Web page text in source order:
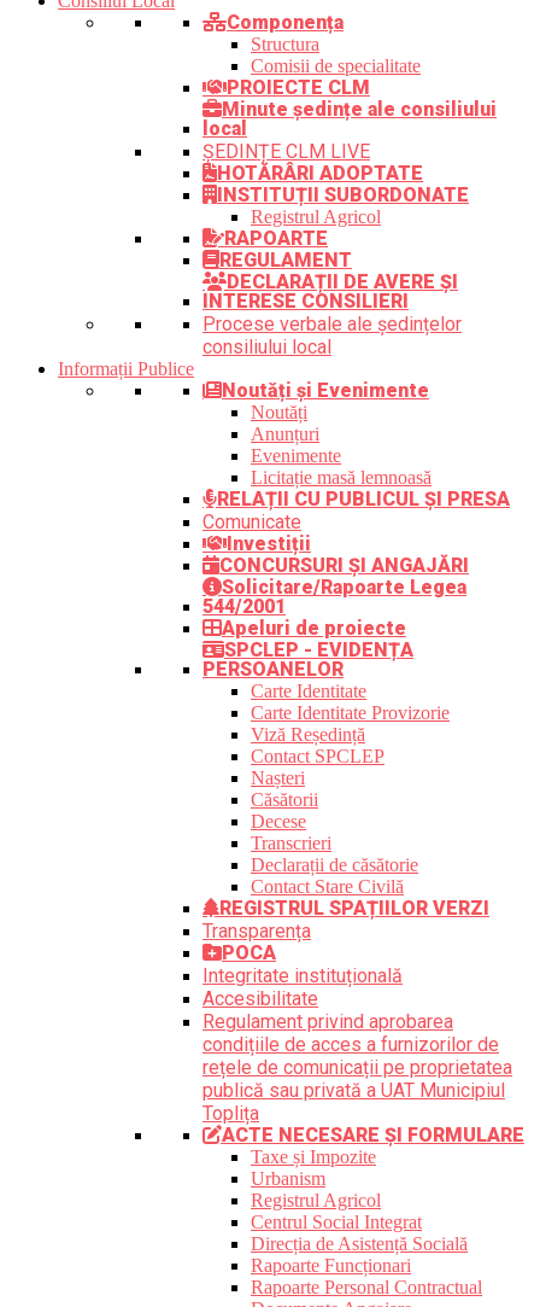
Componența
Structura
Comisii de specialitate
PROIECTE CLM
Minute ședințe ale consiliului
local
ȘEDINȚE CLM LIVE
HOTĂRÂRI ADOPTATE
INSTITUȚII SUBORDONATE
Registrul Agricol
RAPOARTE
REGULAMENT
DECLARAȚII DE AVERE ȘI
INTERESE CONSILIERI
Procese verbale ale ședințelor
consiliului local
Informații Publice
Noutăți și Evenimente
Noutăți
Anunțuri
Evenimente
Licitație masă lemnoasă
RELAȚII CU PUBLICUL ȘI PRESA
Comunicate
Investiții
CONCURSURI ȘI ANGAJĂRI
Solicitare/Rapoarte Legea
544/2001
Apeluri de proiecte
SPCLEP - EVIDENȚA
PERSOANELOR
Carte Identitate
Carte Identitate Provizorie
Viză Reședință
Contact SPCLEP
Nașteri
Căsătorii
Decese
Transcrieri
Declarații de căsătorie
Contact Stare Civilă
REGISTRUL SPAȚIILOR VERZI
Transparența
POCA
Integritate instituțională
Accesibilitate
Regulament privind aprobarea
condițiile de acces a furnizorilor de
rețele de comunicații pe proprietatea
publică sau privată a UAT Municipiul
Toplița
ACTE NECESARE ȘI FORMULARE
Taxe și Impozite
Urbanism
Registrul Agricol
Centrul Social Integrat
Direcția de Asistență Socială
Rapoarte Funcționari
Rapoarte Personal Contractual